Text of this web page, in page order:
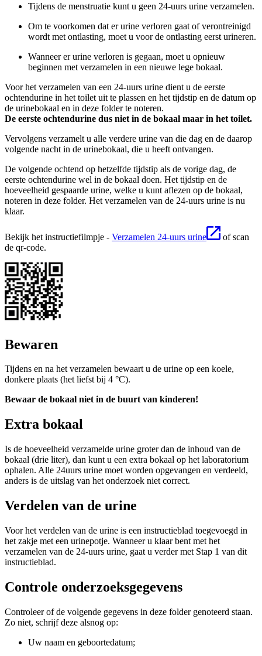
Tijdens de menstruatie kunt u geen 24-uurs urine verzamelen.
Om te voorkomen dat er urine verloren gaat of verontreinigd
wordt met ontlasting, moet u voor de ontlasting eerst urineren.
Wanneer er urine verloren is gegaan, moet u opnieuw
beginnen met verzamelen in een nieuwe lege bokaal.
Voor het verzamelen van een 24-uurs urine dient u de eerste
ochtendurine in het toilet uit te plassen en het tijdstip en de datum op
de urinebokaal en in deze folder te noteren.
De eerste ochtendurine dus niet in de bokaal maar in het toilet.
Vervolgens verzamelt u alle verdere urine van die dag en de daarop
volgende nacht in de urinebokaal, die u heeft ontvangen.
De volgende ochtend op hetzelfde tijdstip als de vorige dag, de
eerste ochtendurine wel in de bokaal doen. Het tijdstip en de
hoeveelheid gespaarde urine, welke u kunt aflezen op de bokaal,
noteren in deze folder. Het verzamelen van de 24-uurs urine is nu
klaar.
Bekijk het instructiefilmpje - Verzamelen 24-uurs urine
of scan
de qr-code.
Bewaren
Tijdens en na het verzamelen bewaart u de urine op een koele,
donkere plaats (het liefst bij 4 °C).
Bewaar de bokaal niet in de buurt van kinderen!
Extra bokaal
Is de hoeveelheid verzamelde urine groter dan de inhoud van de
bokaal (drie liter), dan kunt u een extra bokaal op het laboratorium
ophalen. Alle 24uurs urine moet worden opgevangen en verdeeld,
anders is de uitslag van het onderzoek niet correct.
Verdelen van de urine
Voor het verdelen van de urine is een instructieblad toegevoegd in
het zakje met een urinepotje. Wanneer u klaar bent met het
verzamelen van de 24-uurs urine, gaat u verder met Stap 1 van dit
instructieblad.
Controle onderzoeksgegevens
Controleer of de volgende gegevens in deze folder genoteerd staan.
Zo niet, schrijf deze alsnog op:
Uw naam en geboortedatum;